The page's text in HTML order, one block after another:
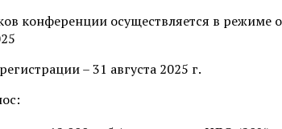
конференции осуществляется в режиме
– 31 августа 2025 г.